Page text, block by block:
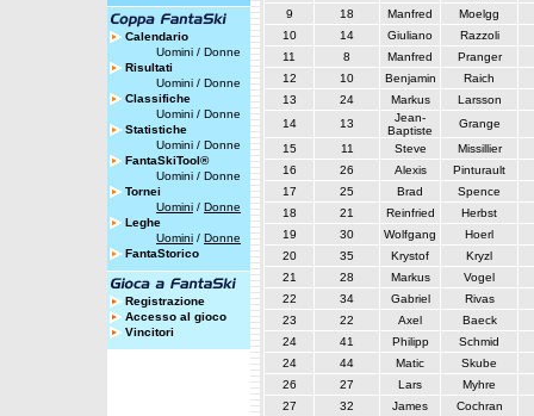
Calendario
Uomini / Donne
Risultati
Uomini / Donne
Classifiche
Uomini / Donne
Statistiche
Uomini / Donne
FantaSkiTool®
Uomini / Donne
Tornei
Uomini / Donne
Leghe
Uomini / Donne
FantaStorico
Registrazione
Accesso al gioco
Vincitori
9
18 Manfred
Moelgg
10
14 Giuliano
Razzoli
11
8 Manfred
Pranger
12
10 Benjamin
Raich
13
24 Markus
Larsson
14
13
Jean-
Baptiste
Grange
15
11 Steve
Missillier
16
26 Alexis
Pinturault
17
25 Brad
Spence
18
21 Reinfried
Herbst
19
30 Wolfgang
Hoerl
20
35 Krystof
Kryzl
21
28 Markus
Vogel
22
34 Gabriel
Rivas
23
22 Axel
Baeck
24
41 Philipp
Schmid
24
44 Matic
Skube
26
27 Lars
Myhre
27
32 James Cochran